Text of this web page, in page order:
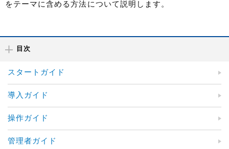
をテーマに含める方法について説明します。
目次
スタートガイド
導入ガイド
操作ガイド
管理者ガイド